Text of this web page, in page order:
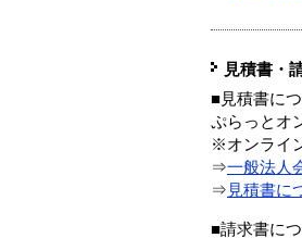
見積書・
■見積書に
ぷらっとオ
※オンライ
⇒一般法人
⇒ 見積書に
■請求書に